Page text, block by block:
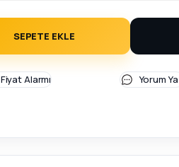
SEPETE EKLE
Fiyat Alarmı Yorum